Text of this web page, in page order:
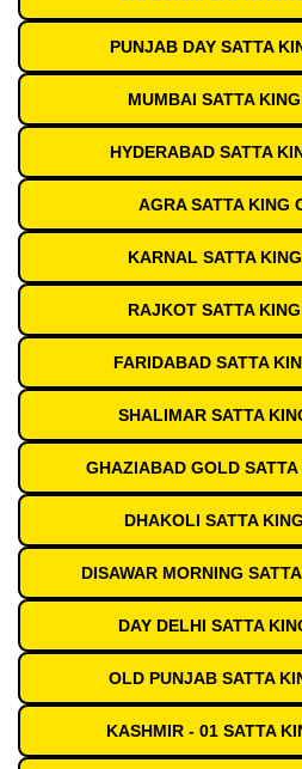
PUNJAB DAY SATTA
MUMBAI SATTA
HYDERABAD SATTA
AGRA SATTA KING
KARNAL SATTA
RAJKOT SATTA
FARIDABAD SATTA
SHALIMAR SATTA
GHAZIABAD GOLD
DHAKOLI SATTA
DISAWAR MORNING
DAY DELHI SATTA
OLD PUNJAB SATTA
KASHMIR - 01 SATTA